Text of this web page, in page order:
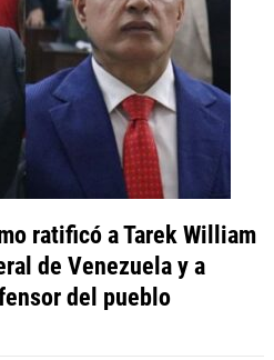
ratificó a Tarek William
de Venezuela y a
del pueblo